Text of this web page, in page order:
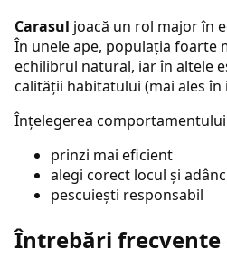
Carasul joacă un rol major în
În unele ape, populația foarte
echilibrul natural, iar în altele
calității habitatului (mai ales în
Înțelegerea
prinzi mai eficient
alegi corect locul și
pescuiești responsabil
Întrebări frecvente